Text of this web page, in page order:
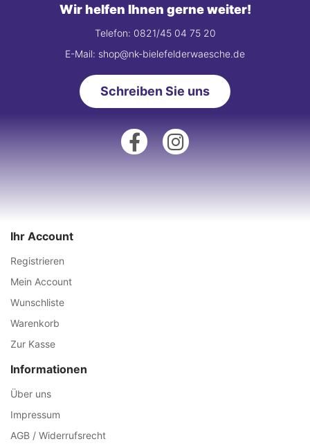
Wir helfen Ihnen gerne weiter!
Telefon: 0821/45 04 75 20
E-Mail: shop@nk-bielefelderwaesche.de
Schreiben Sie uns
Ihr Account
Registrieren
Mein Account
Wunschliste
Warenkorb
Zur Kasse
Informationen
Über uns
Impressum
AGB / Widerrufsrecht